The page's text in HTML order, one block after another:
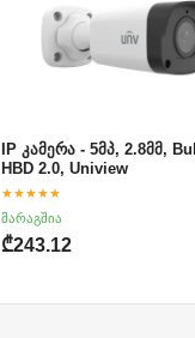
IP კამერა - 5მპ, 2.8მმ,
HBD 2.0, Uniview
★★★★★
მარაგშია
₾243.12